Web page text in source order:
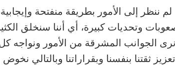
لم ننظر إلى الأمور بطريقة منفتحة
وتحديات كبيرة، أي أننا سنخلق
نرى الجوانب المشرقة من الأمور ونواجه
تعزيز ثقتنا بنفسنا وبقراراتنا وبالتالي